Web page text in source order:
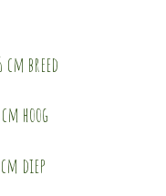
cm breed
hoog
diep